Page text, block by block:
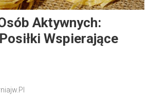
Aktywnych:
Wspierające